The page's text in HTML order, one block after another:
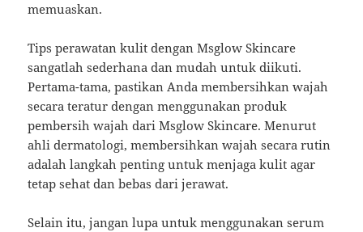
memuaskan.
Tips perawatan kulit dengan Msglow Skincare
sangatlah sederhana dan mudah untuk diikuti.
Pertama-tama, pastikan Anda membersihkan wajah
secara teratur dengan menggunakan produk
pembersih wajah dari Msglow Skincare. Menurut
ahli dermatologi, membersihkan wajah secara rutin
adalah langkah penting untuk menjaga kulit agar
tetap sehat dan bebas dari jerawat.
Selain itu, jangan lupa untuk menggunakan serum